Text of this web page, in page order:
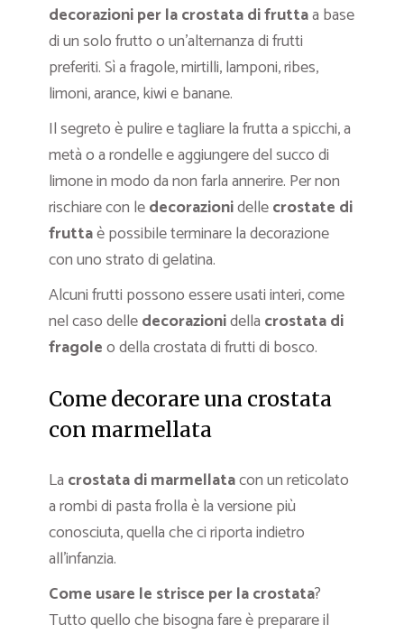
decorazioni per la crostata di fruttaa base
di un solo frutto o un’alternanza di frutti
preferiti. Sì a fragole, mirtilli, lamponi, ribes,
limoni, arance, kiwi e banane.
Il segreto è pulire e tagliare la frutta a spicchi, a
metà o a rondelle e aggiungere del succo di
limone in modo da non farla annerire. Per non
rischiare con ledecorazionidellecrostate di
fruttaè possibile terminare la decorazione
con uno strato di gelatina.
Alcuni frutti possono essere usati interi, come
nel caso delledecorazionidella crostata di
fragoleo della crostata di frutti di bosco.
Come decorare una crostata
con marmellata
La crostata di marmellatacon un reticolato
a rombi di pasta frolla è la versione più
conosciuta, quella che ci riporta indietro
all’infanzia.
Come usare le strisce per la crostata?
Tutto quello che bisogna fare è preparare il